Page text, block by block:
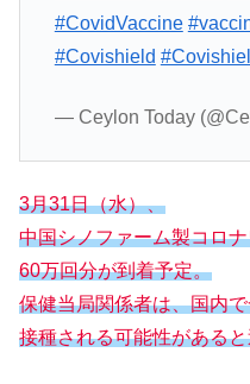
#CovidVaccine
#Covishield
— Ceylon Today
3月31日（水）、
中国シノファーム製コロ
60万回分が到着予定。
保健当局関係者は、国内
接種される可能性がある